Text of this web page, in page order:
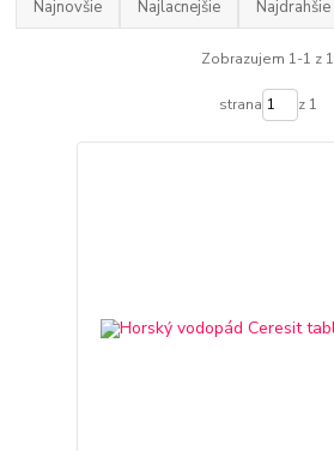
Najnovšie Najlacnejšie Najdrahšie
Zobrazujem 1-1 z 1
strana z 1